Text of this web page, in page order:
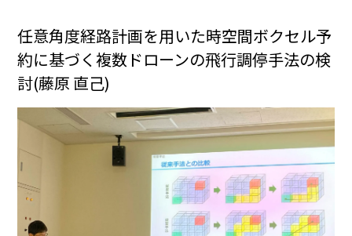
任意角度経路計画を用いた時空間ボクセル予
約に基づく複数ドローンの飛行調停手法の検
討(藤原 直己)